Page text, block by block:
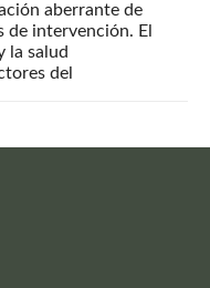
aberrante de
de intervención. El
la salud
del